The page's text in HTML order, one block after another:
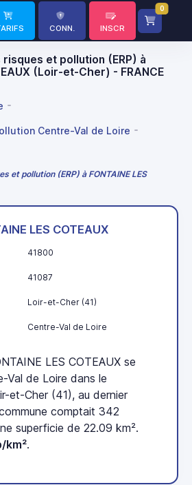
CONN. INSCR
0
et pollution (ERP) à
(Loir-et-Cher) - FRANCE
Centre-Val de Loire
et pollution (ERP) à FONTAINE LES
LES COTEAUX
41800
41087
Loir-et-Cher (41)
Centre-Val de Loire
LES COTEAUX se
Val de Loire dans le
et-Cher (41), au dernier
comptait 342
superficie de 22.09 km².
km².